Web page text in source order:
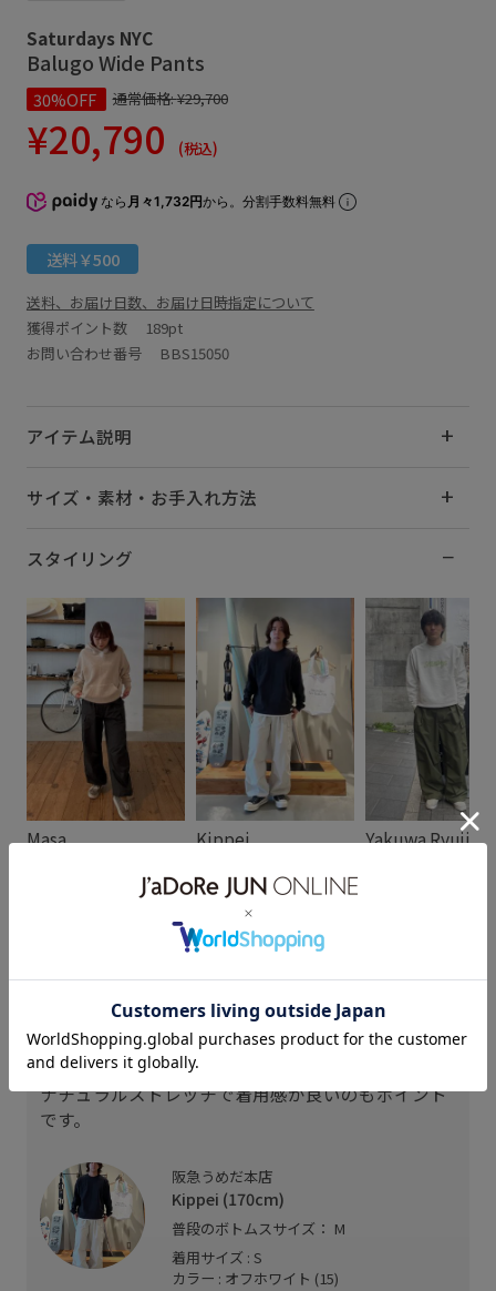
Saturdays NYC
Balugo Wide Pants
30%OFF 通常価格:¥29,700
¥20,790 (税込)
なら 月々1,732円から。分割手数料無料
送料￥500
送料、お届け日数、お届け日時指定について
獲得ポイント数 189pt
お問い合わせ番号 BBS15050
アイテム説明
サイズ・素材・お手入れ方法
スタイリング
Masa Kippei Yakuwa Ryuji
スタッフレビュー
光沢感の少ない肌触りの良いパウダータッチのポリ
エステル素材を使用しています。
ナチュラルストレッチで着用感が良いのもポイント
です。
阪急うめだ本店
Kippei (170cm)
普段のボトムスサイズ： M
着用サイズ : S
カラー : オフホワイト (15)